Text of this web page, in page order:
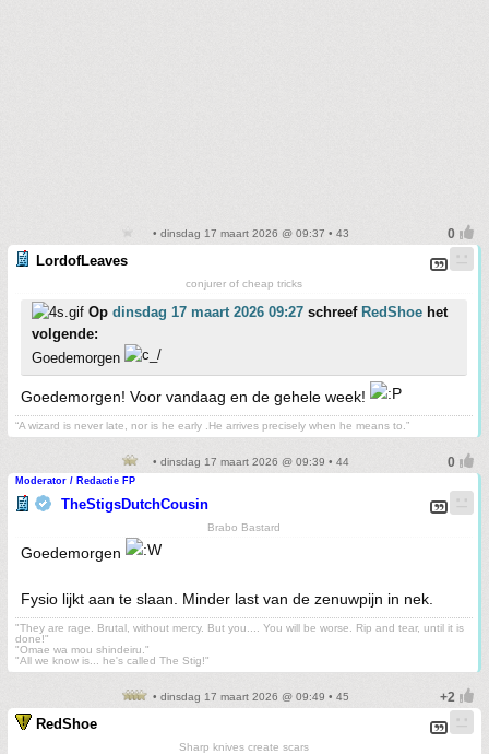
• dinsdag 17 maart 2026 @ 09:37 • 43
LordofLeaves
conjurer of cheap tricks
Op dinsdag 17 maart 2026 09:27 schreef RedShoe het
volgende:
Goedemorgen
Goedemorgen! Voor vandaag en de gehele week!
“A wizard is never late, nor is he early .He arrives precisely when he means to.”
• dinsdag 17 maart 2026 @ 09:39 • 44
Moderator / Redactie FP
TheStigsDutchCousin
Brabo Bastard
Goedemorgen
Fysio lijkt aan te slaan. Minder last van de zenuwpijn in nek.
"They are rage. Brutal, without mercy. But you.... You will be worse. Rip and tear, until it is
done!"
"Omae wa mou shindeiru."
"All we know is... he's called The Stig!"
• dinsdag 17 maart 2026 @ 09:49 • 45
RedShoe
Sharp knives create scars